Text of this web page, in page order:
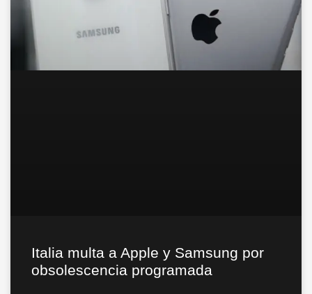
Italia multa a Apple y Samsung por
obsolescencia programada